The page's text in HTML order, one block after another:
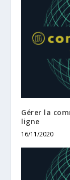
Gérer la
ligne
16/11/2020